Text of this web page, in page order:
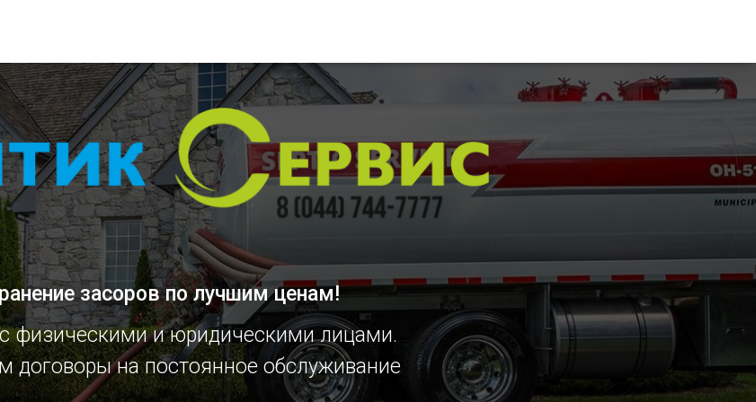
засоровпо лучшим ценам!
физическими и юридическими лицами.
договоры на постоянное обслуживание